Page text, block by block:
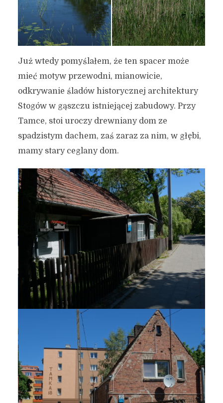
Już wtedy pomyślałem, że ten spacer może
mieć motyw przewodni, mianowicie,
odkrywanie śladów historycznej architektury
Stogów w gąszczu istniejącej zabudowy. Przy
Tamce, stoi uroczy drewniany dom ze
spadzistym dachem, zaś zaraz za nim, w głębi,
mamy stary ceglany dom.